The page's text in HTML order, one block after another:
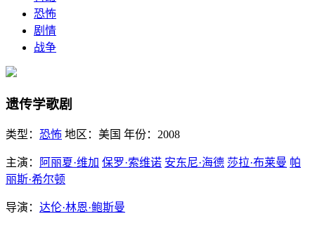
恐怖
剧情
战争
遗传学歌剧
类型： 恐怖 地区： 美国 年份： 2008
主演： 阿丽夏·维加 保罗·索维诺 安东尼·海德 莎拉·布莱曼 帕
丽斯·希尔顿
导演： 达伦·林恩·鲍斯曼